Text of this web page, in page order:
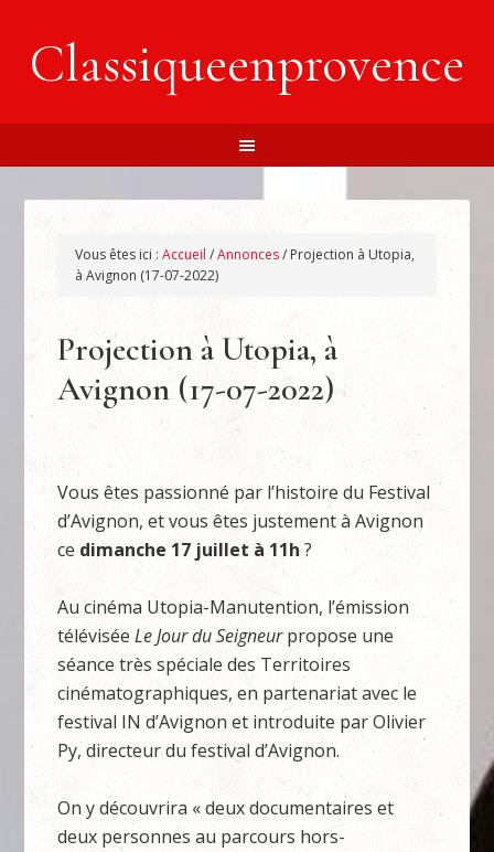
Classiqueenprovence
Vous êtes ici :Accueil /Annonces/ Projection à Utopia,
à Avignon (17-07-2022)
Projection à Utopia, à
Avignon (17-07-2022)
Vous êtes passionné par l’histoire du Festival
d’Avignon, et vous êtes justement à Avignon
ce dimanche 17 juillet à 11h ?
Au cinéma Utopia-Manutention, l’émission
téléviséeLe Jour du Seigneurpropose une
séance très spéciale des Territoires
cinématographiques, en partenariat avec le
festival IN d’Avignon et introduite par Olivier
Py, directeur du festival d’Avignon.
On y découvrira « deux documentaires et
deux personnes au parcours hors-